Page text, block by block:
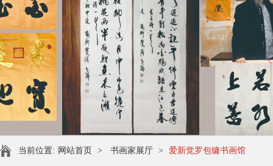
当前位置: 网站首页 > 书画家展厅 > 爱新觉罗包镛书画馆